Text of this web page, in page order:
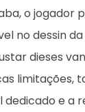
o jogador
no dessin
dieses
limitações,
dedicado e a